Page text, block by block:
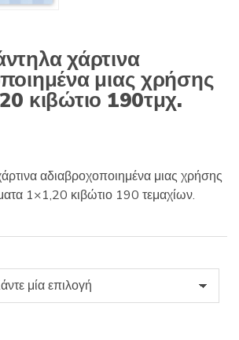
χάρτινα
μιας χρήσης
κιβώτιο 190τμχ.
αδιαβροχοποιημένα μιας χρήσης
1×1,20 κιβώτιο 190 τεμαχίων.